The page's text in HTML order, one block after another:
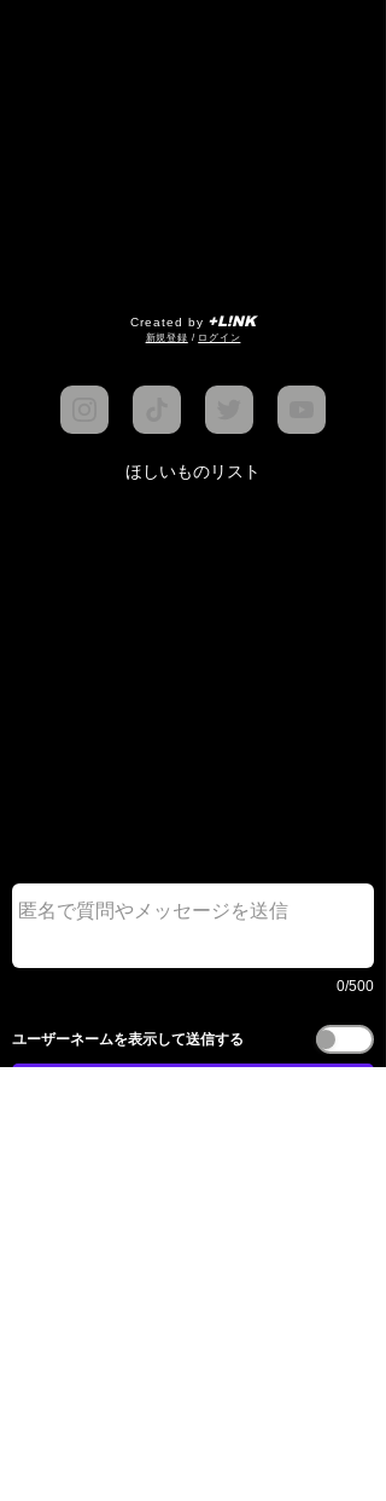
Created by +L!NK
​新規登録 / ログイン
ほしいものリスト
0/500
​ユーザーネームを表示して送信する